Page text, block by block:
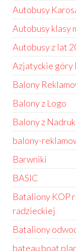
Autobusy
Autobusy klasy
Autobusy z lat
Azjatyckie góry
Balony
Balony z Logo
Balony z
balony-
Barwniki
BASIC
Bataliony KOP
radzieckiej
Bataliony
bateau boat